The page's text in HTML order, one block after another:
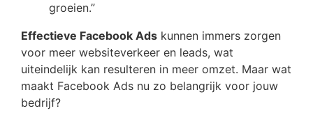
groeien.”
Effectieve Facebook Ads kunnen immers zorgen
voor meer websiteverkeer en leads, wat
uiteindelijk kan resulteren in meer omzet. Maar wat
maakt Facebook Ads nu zo belangrijk voor jouw
bedrijf?